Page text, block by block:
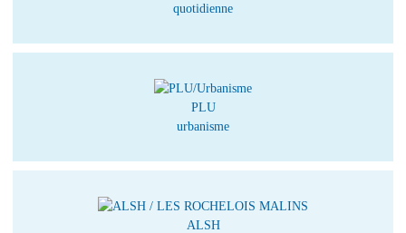
quotidienne
PLU
urbanisme
ALSH